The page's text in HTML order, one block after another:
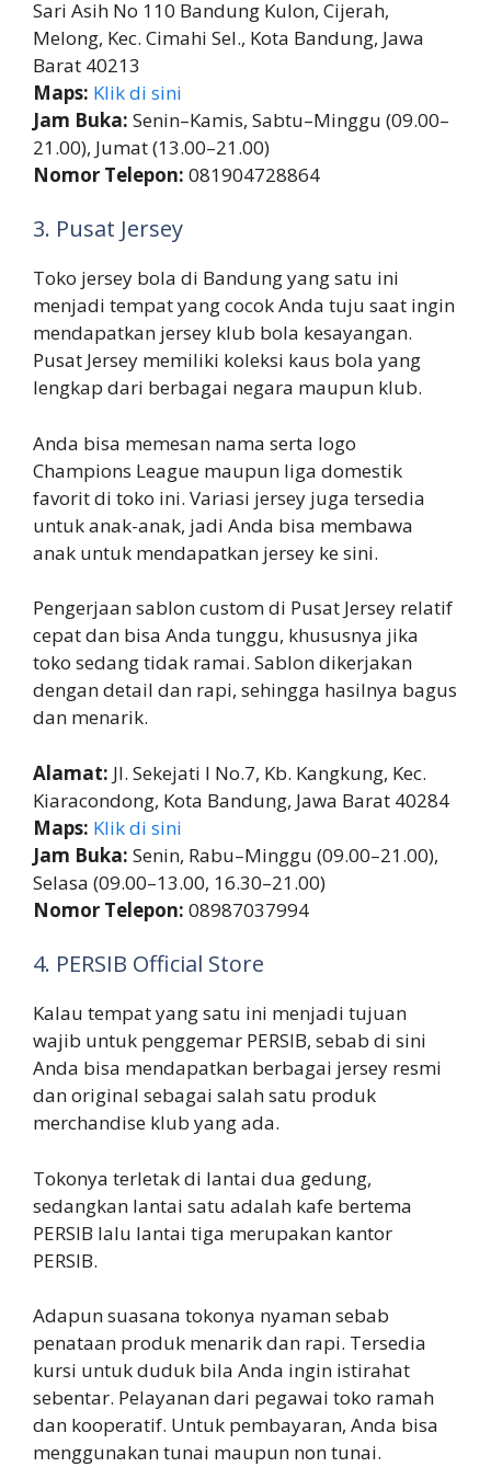
Sari Asih No 110 Bandung Kulon, Cijerah,
Melong, Kec. Cimahi Sel., Kota Bandung, Jawa
Barat 40213
Maps: Klik di sini
Jam Buka: Senin–Kamis, Sabtu–Minggu (09.00–
21.00), Jumat (13.00–21.00)
Nomor Telepon: 081904728864
3. Pusat Jersey
Toko jersey bola di Bandung yang satu ini
menjadi tempat yang cocok Anda tuju saat ingin
mendapatkan jersey klub bola kesayangan.
Pusat Jersey memiliki koleksi kaus bola yang
lengkap dari berbagai negara maupun klub.
Anda bisa memesan nama serta logo
Champions League maupun liga domestik
favorit di toko ini. Variasi jersey juga tersedia
untuk anak-anak, jadi Anda bisa membawa
anak untuk mendapatkan jersey ke sini.
Pengerjaan sablon custom di Pusat Jersey relatif
cepat dan bisa Anda tunggu, khususnya jika
toko sedang tidak ramai. Sablon dikerjakan
dengan detail dan rapi, sehingga hasilnya bagus
dan menarik.
Alamat: Jl. Sekejati I No.7, Kb. Kangkung, Kec.
Kiaracondong, Kota Bandung, Jawa Barat 40284
Maps: Klik di sini
Jam Buka: Senin, Rabu–Minggu (09.00–21.00),
Selasa (09.00–13.00, 16.30–21.00)
Nomor Telepon: 08987037994
4. PERSIB Official Store
Kalau tempat yang satu ini menjadi tujuan
wajib untuk penggemar PERSIB, sebab di sini
Anda bisa mendapatkan berbagai jersey resmi
dan original sebagai salah satu produk
merchandise klub yang ada.
Tokonya terletak di lantai dua gedung,
sedangkan lantai satu adalah kafe bertema
PERSIB lalu lantai tiga merupakan kantor
PERSIB.
Adapun suasana tokonya nyaman sebab
penataan produk menarik dan rapi. Tersedia
kursi untuk duduk bila Anda ingin istirahat
sebentar. Pelayanan dari pegawai toko ramah
dan kooperatif. Untuk pembayaran, Anda bisa
menggunakan tunai maupun non tunai.